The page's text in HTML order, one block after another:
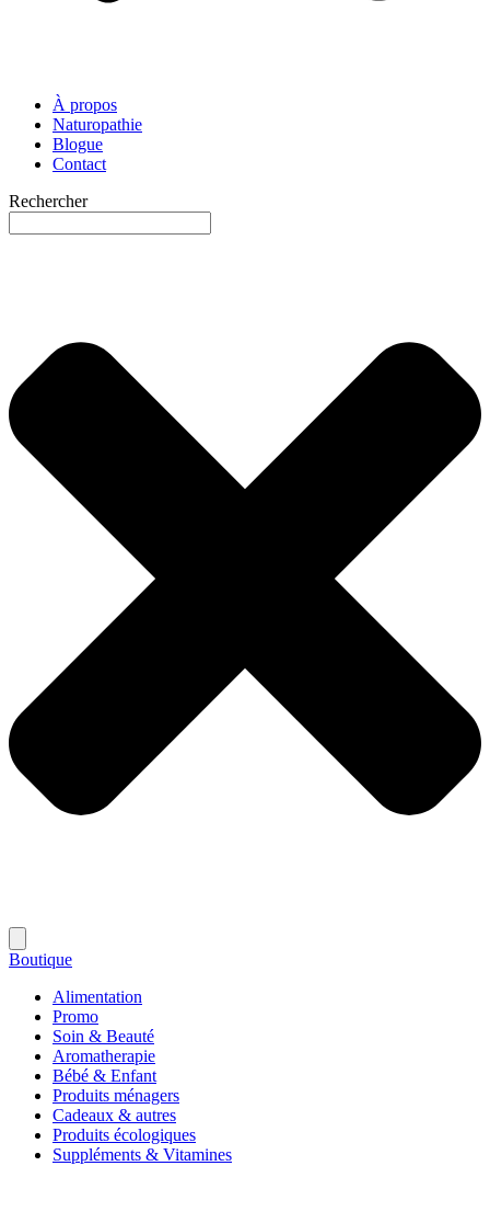
À propos
Naturopathie
Blogue
Contact
Rechercher
Boutique
Alimentation
Promo
Soin & Beauté
Aromatherapie
Bébé & Enfant
Produits ménagers
Cadeaux & autres
Produits écologiques
Suppléments & Vitamines